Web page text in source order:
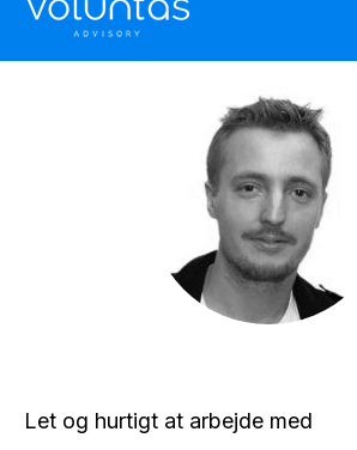
Let og hurtigt at arbejde med